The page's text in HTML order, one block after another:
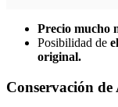
Precio mucho
Posibilidad de
original.
Conservación de